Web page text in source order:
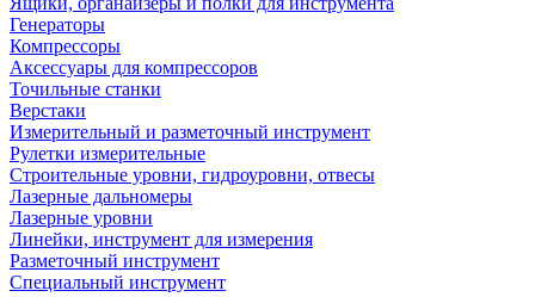
Генераторы
Компрессоры
Аксессуары для компрессоров
Точильные станки
Верстаки
Измерительный и разметочный инструмент
Рулетки измерительные
Строительные уровни, гидроуровни, отвесы
Лазерные дальномеры
Лазерные уровни
Линейки, инструмент для измерения
Разметочный инструмент
Специальный инструмент